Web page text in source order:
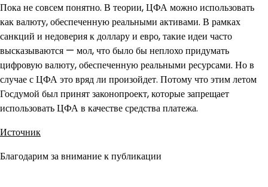
Пока не совсем понятно. В теории, ЦФА можно использовать
как валюту, обеспеченную реальными активами. В рамках
санкций и недоверия к доллару и евро, такие идеи часто
высказываются — мол, что было бы неплохо придумать
цифровую валюту, обеспеченную реальными ресурсами. Но в
случае с ЦФА это вряд ли произойдет. Потому что этим летом
Госдумой был принят законопроект, которые запрещает
использовать ЦФА в качестве средства платежа.
Источник
Благодарим за внимание к публикации